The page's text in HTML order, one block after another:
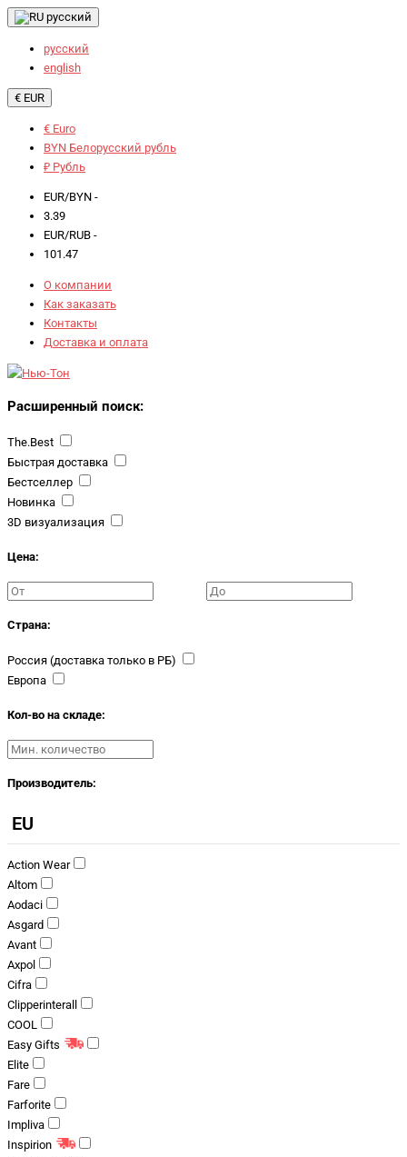
русский
русский
english
€ EUR
€ Euro
BYN Белорусский рубль
₽ Рубль
EUR/BYN -
3.39
EUR/RUB -
101.47
О компании
Как заказать
Контакты
Доставка и оплата
Расширенный поиск:
The.Best
Быстрая доставка
Бестселлер
Новинка
3D визуализация
Цена:
Страна:
Россия (доставка только в РБ)
Европа
Кол-во на складе:
Производитель:
EU
Action Wear
Altom
Aodaci
Asgard
Avant
Axpol
Cifra
Clipperinterall
COOL
Easy Gifts
Elite
Fare
Farforite
Impliva
Inspirion